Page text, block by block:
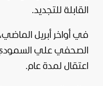
القابلة للتجديد.
في أواخر أبريل
اعتقال لمدة عام.